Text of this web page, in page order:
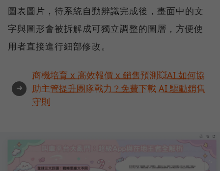
圖表圖片，待系統自動辨識完成後，畫面中的文
字與圖形會被拆解成可獨立調整的圖層，方便使
用者直接進行細部修改。
➜
商機培育 x 高效報價 x 銷售預測💥AI 如何協
助主管提升團隊戰力？免費下載 AI 驅動銷售
守則